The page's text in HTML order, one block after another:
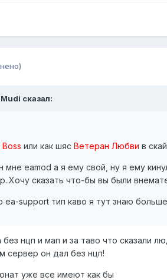
сказал:
Boss или как шяс Ветеран Любви в
eamod а я ему свой, ну я ему
сказать что-бы вы были
support тип каво я тут знаю
нцп и мап и за таво что сказали
сервер он дал без нцп!
уже все имеют как бы